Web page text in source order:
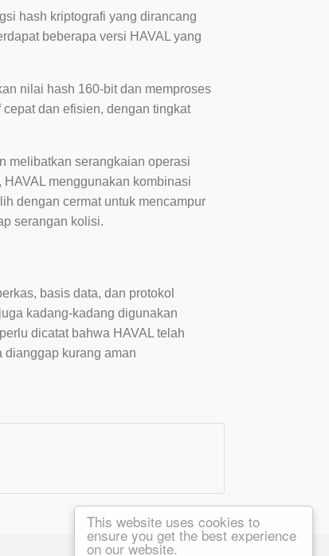
This website uses cookies to
ensure you get the best experience
on our website.
hash kriptografi yang dirancang
beberapa versi HAVAL yang
nilai hash 160-bit dan memproses
dan efisien, dengan tingkat
melibatkan serangkaian operasi
menggunakan kombinasi
dengan cermat untuk mencampur
serangan kolisi.
basis data, dan protokol
kadang-kadang digunakan
dicatat bahwa HAVAL telah
dianggap kurang aman